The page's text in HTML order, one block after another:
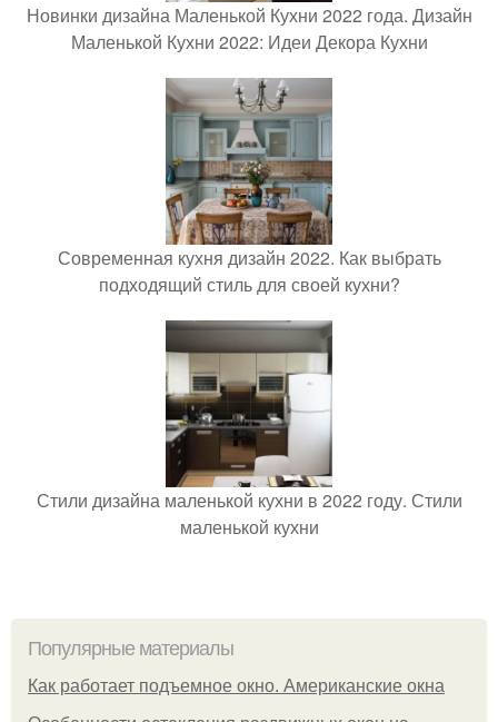
Новинки дизайна Маленькой Кухни 2022 года. Дизайн
Маленькой Кухни 2022: Идеи Декора Кухни
Современная кухня дизайн 2022. Как выбрать
подходящий стиль для своей кухни?
Стили дизайна маленькой кухни в 2022 году. Стили
маленькой кухни
Популярные материалы
Как работает подъемное окно. Американские окна